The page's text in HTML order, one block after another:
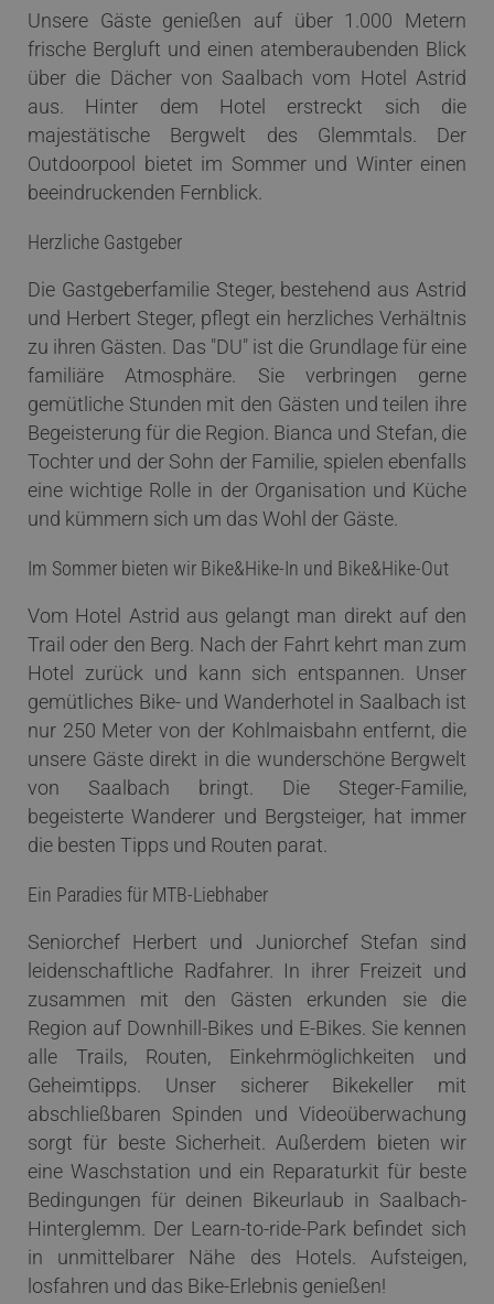
Unsere Gäste genießen auf über 1.000 Metern
frische Bergluft und einen atemberaubenden Blick
über die Dächer von Saalbach vom Hotel Astrid
aus. Hinter dem Hotel erstreckt sich die
majestätische Bergwelt des Glemmtals. Der
Outdoorpool bietet im Sommer und Winter einen
beeindruckenden Fernblick.
Herzliche Gastgeber
Die Gastgeberfamilie Steger, bestehend aus Astrid
und Herbert Steger, pflegt ein herzliches Verhältnis
zu ihren Gästen. Das "DU" ist die Grundlage für eine
familiäre Atmosphäre. Sie verbringen gerne
gemütliche Stunden mit den Gästen und teilen ihre
Begeisterung für die Region. Bianca und Stefan, die
Tochter und der Sohn der Familie, spielen ebenfalls
eine wichtige Rolle in der Organisation und Küche
und kümmern sich um das Wohl der Gäste.
Im Sommer bieten wir Bike&Hike-In und Bike&Hike-Out
Vom Hotel Astrid aus gelangt man direkt auf den
Trail oder den Berg. Nach der Fahrt kehrt man zum
Hotel zurück und kann sich entspannen. Unser
gemütliches Bike- und Wanderhotel in Saalbach ist
nur 250 Meter von der Kohlmaisbahn entfernt, die
unsere Gäste direkt in die wunderschöne Bergwelt
von Saalbach bringt. Die Steger-Familie,
begeisterte Wanderer und Bergsteiger, hat immer
die besten Tipps und Routen parat.
Ein Paradies für MTB-Liebhaber
Seniorchef Herbert und Juniorchef Stefan sind
leidenschaftliche Radfahrer. In ihrer Freizeit und
zusammen mit den Gästen erkunden sie die
Region auf Downhill-Bikes und E-Bikes. Sie kennen
alle Trails, Routen, Einkehrmöglichkeiten und
Geheimtipps. Unser sicherer Bikekeller mit
abschließbaren Spinden und Videoüberwachung
sorgt für beste Sicherheit. Außerdem bieten wir
eine Waschstation und ein Reparaturkit für beste
Bedingungen für deinen Bikeurlaub in Saalbach-
Hinterglemm. Der Learn-to-ride-Park befindet sich
in unmittelbarer Nähe des Hotels. Aufsteigen,
losfahren und das Bike-Erlebnis genießen!